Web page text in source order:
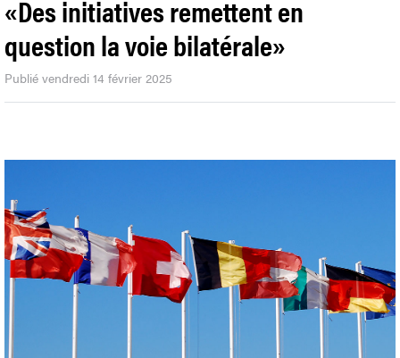
«Des initiatives remettent en
question la voie bilatérale»
Publié vendredi 14 février 2025